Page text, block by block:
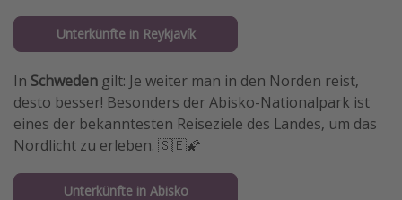
Unterkünfte in Reykjavík
In Schweden gilt: Je weiter man in den Norden reist,
desto besser! Besonders der Abisko-Nationalpark ist
eines der bekanntesten Reiseziele des Landes, um das
Nordlicht zu erleben. 🇸🇪🌠
Unterkünfte in Abisko